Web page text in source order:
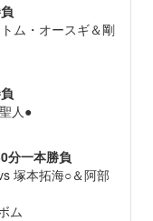
ム・オースギ＆剛
人●
一本勝負
塚本拓海○＆阿部
ム